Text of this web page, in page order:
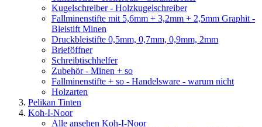
Kugelschreiber - Holzkugelschreiber
Fallminenstifte mit 5,6mm + 3,2mm + 2,5mm Graphit -
Bleistift Minen
Druckbleistifte 0,5mm, 0,7mm, 0,9mm, 2mm
Brieföffner
Schreibtischhelfer
Zubehör - Minen + so
Fallminenstifte + so - Handelsware - warum nicht
Holzarten
Pelikan Tinten
Koh-I-Noor
Alle ansehen Koh-I-Noor